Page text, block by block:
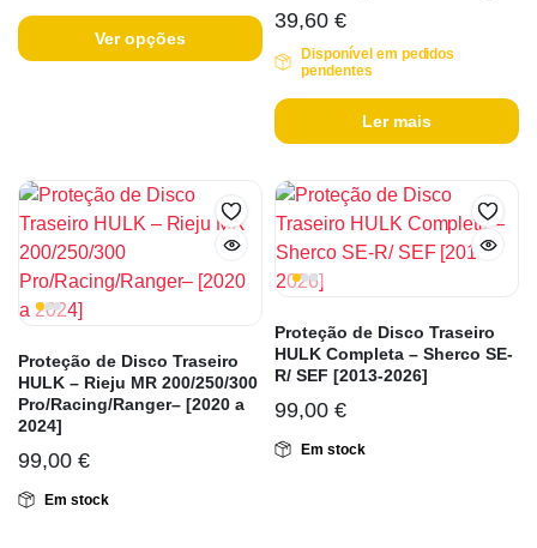
Ver opções
39,60 €
Disponível em pedidos
pendentes
Ler mais
Proteção de Disco Traseiro
HULK – Rieju MR 200/250/300
Pro/Racing/Ranger– [2020 a
2024]
99,00 €
Em stock
Proteção de Disco Traseiro
HULK Completa – Sherco SE-
R/ SEF [2013-2026]
99,00 €
Em stock